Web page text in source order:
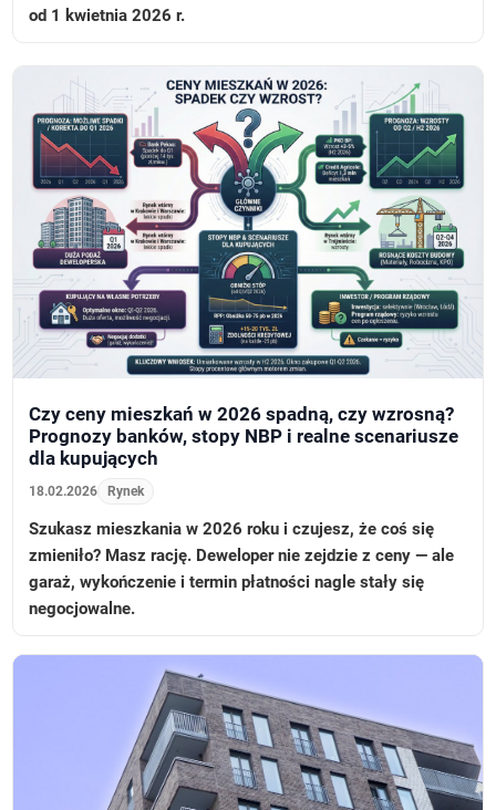
od 1 kwietnia 2026 r.
Czy ceny mieszkań w 2026 spadną, czy wzrosną?
Prognozy banków, stopy NBP i realne scenariusze
dla kupujących
18.02.2026 Rynek
Szukasz mieszkania w 2026 roku i czujesz, że coś się
zmieniło? Masz rację. Deweloper nie zejdzie z ceny — ale
garaż, wykończenie i termin płatności nagle stały się
negocjowalne.